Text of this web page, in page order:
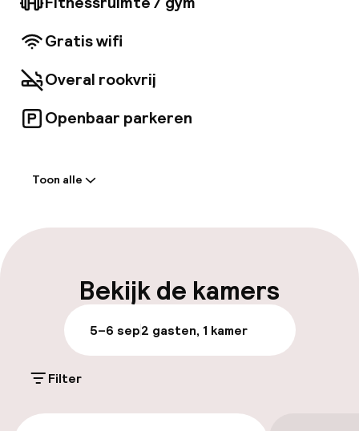
beschikken over alle benodigde elementen
Gratis wifi
Overal rookvrij
Openbaar parkeren
Bagageruimte
Parkeren & mobiliteit
Openbaar parkeren
Fietsen beschikbaar
Toegankelijkheid
Toon alle
Bekijk de kamers
5–6 sep2 gasten, 1 kamer
Filter